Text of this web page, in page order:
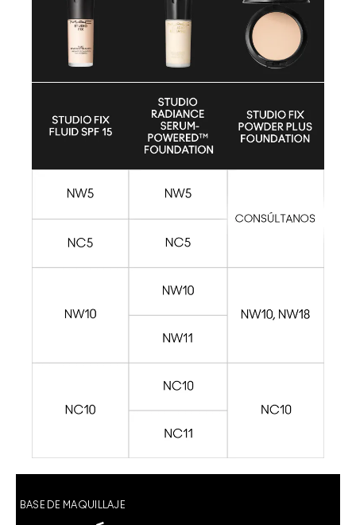
BASE DE MAQUILLAJE